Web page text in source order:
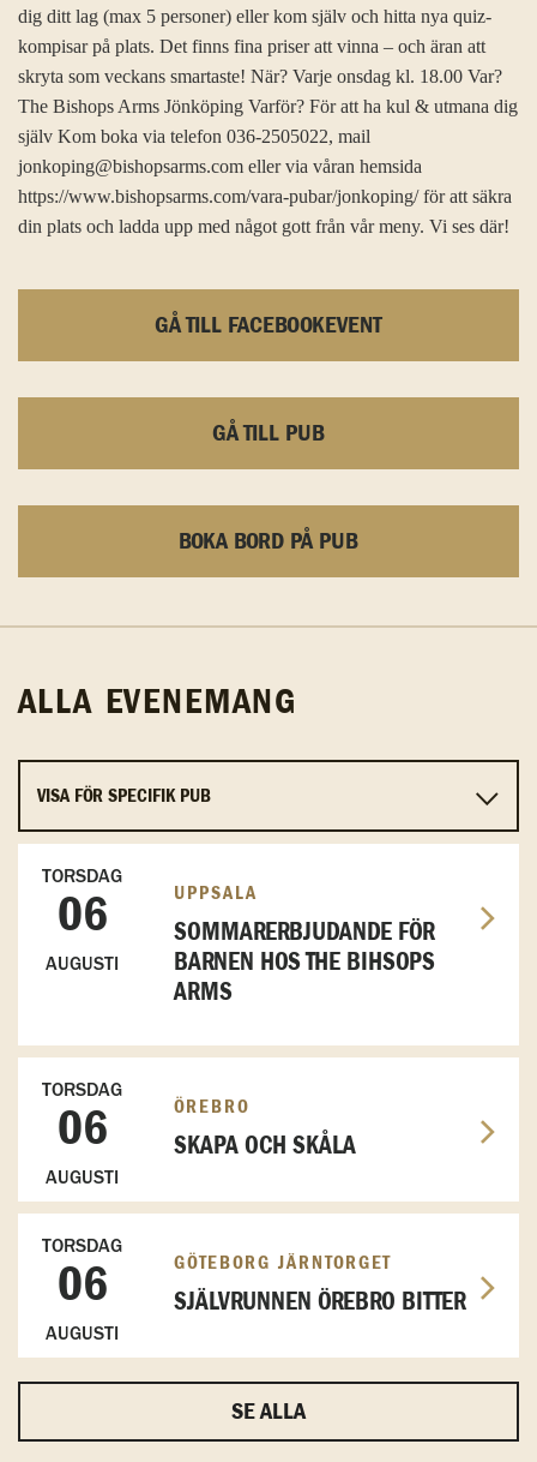
dig ditt lag (max 5 personer) eller kom själv och hitta nya quiz-
kompisar på plats. Det finns fina priser att vinna – och äran att
skryta som veckans smartaste! När? Varje onsdag kl. 18.00 Var?
The Bishops Arms Jönköping Varför? För att ha kul & utmana dig
själv Kom boka via telefon 036-2505022, mail
jonkoping@bishopsarms.com eller via våran hemsida
https://www.bishopsarms.com/vara-pubar/jonkoping/ för att säkra
din plats och ladda upp med något gott från vår meny. Vi ses där!
GÅ TILL FACEBOOKEVENT
GÅ TILL PUB
BOKA BORD PÅ PUB
ALLA EVENEMANG
TORSDAG
06
AUGUSTI
UPPSALA
SOMMARERBJUDANDE FÖR
BARNEN HOS THE BIHSOPS
ARMS
TORSDAG
06
AUGUSTI
ÖREBRO
SKAPA OCH SKÅLA
TORSDAG
06
AUGUSTI
GÖTEBORG JÄRNTORGET
SJÄLVRUNNEN ÖREBRO BITTER
SE ALLA